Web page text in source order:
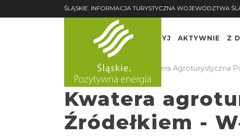
ŚLĄSKIE. INFORMACJA TURYSTYCZNA WOJEWÓDZTWA
ODKRYJ AKTYWNIE Z
Noclegi Kwatera Agroturystyczna
Kwatera
Źródełkiem -